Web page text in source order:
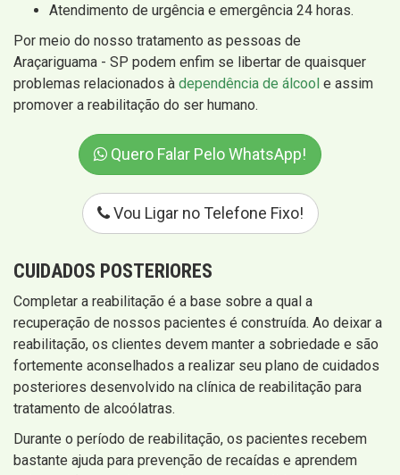
Atendimento de urgência e emergência 24 horas.
Por meio do nosso tratamento as pessoas de
Araçariguama - SP podem enfim se libertar de quaisquer
problemas relacionados à dependência de álcool e assim
promover a reabilitação do ser humano.
Quero Falar Pelo WhatsApp!
Vou Ligar no Telefone Fixo!
CUIDADOS POSTERIORES
Completar a reabilitação é a base sobre a qual a
recuperação de nossos pacientes é construída. Ao deixar a
reabilitação, os clientes devem manter a sobriedade e são
fortemente aconselhados a realizar seu plano de cuidados
posteriores desenvolvido na clínica de reabilitação para
tratamento de alcoólatras.
Durante o período de reabilitação, os pacientes recebem
bastante ajuda para prevenção de recaídas e aprendem